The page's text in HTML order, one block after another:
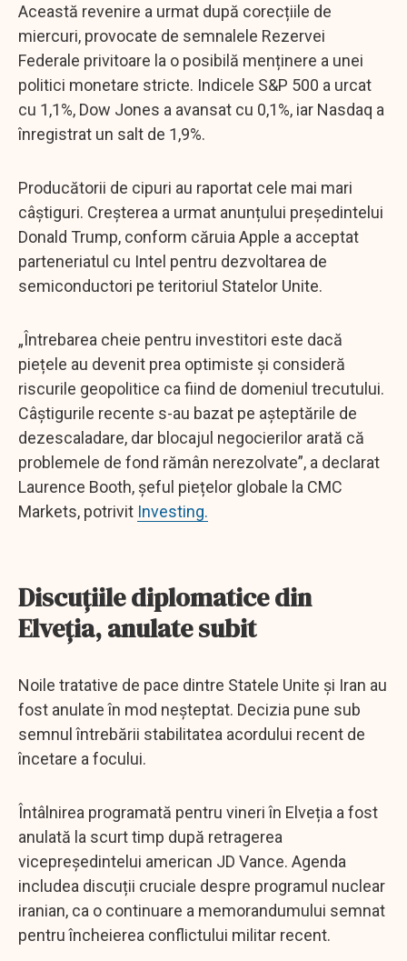
Această revenire a urmat după corecțiile de
miercuri, provocate de semnalele Rezervei
Federale privitoare la o posibilă menținere a unei
politici monetare stricte. Indicele S&P 500 a urcat
cu 1,1%, Dow Jones a avansat cu 0,1%, iar Nasdaq a
înregistrat un salt de 1,9%.
Producătorii de cipuri au raportat cele mai mari
câștiguri. Creșterea a urmat anunțului președintelui
Donald Trump, conform căruia Apple a acceptat
parteneriatul cu Intel pentru dezvoltarea de
semiconductori pe teritoriul Statelor Unite.
„Întrebarea cheie pentru investitori este dacă
piețele au devenit prea optimiste și consideră
riscurile geopolitice ca fiind de domeniul trecutului.
Câștigurile recente s-au bazat pe așteptările de
dezescaladare, dar blocajul negocierilor arată că
problemele de fond rămân nerezolvate”, a declarat
Laurence Booth, șeful piețelor globale la CMC
Markets, potrivit Investing.
Discuțiile diplomatice din
Elveția, anulate subit
Noile tratative de pace dintre Statele Unite și Iran au
fost anulate în mod neșteptat. Decizia pune sub
semnul întrebării stabilitatea acordului recent de
încetare a focului.
Întâlnirea programată pentru vineri în Elveția a fost
anulată la scurt timp după retragerea
vicepreședintelui american JD Vance. Agenda
includea discuții cruciale despre programul nuclear
iranian, ca o continuare a memorandumului semnat
pentru încheierea conflictului militar recent.